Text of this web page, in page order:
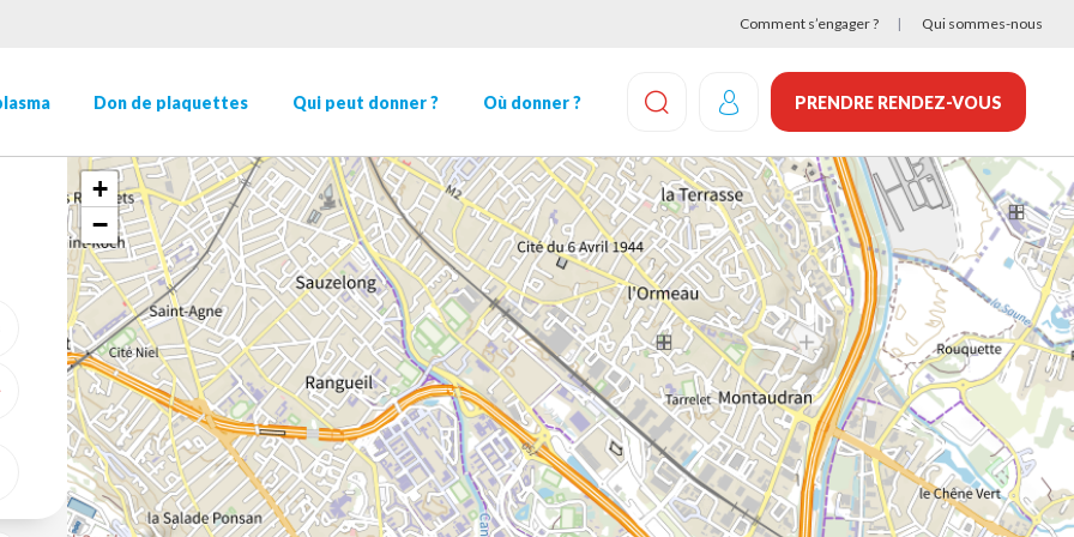
Comment s’engager ? Qui sommes-nous
Don de plaquettes Qui peut donner ? Où donner ?
EFFECTUEZ UNE RECHERCHE
PRENDRE RENDEZ-VOUS
GÉOLOCALISER
+
−